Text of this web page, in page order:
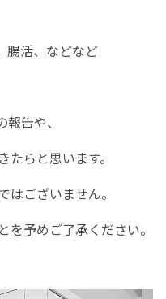
腸活、などなど
告や、
らと思います。
ございません。
予めご了承ください。